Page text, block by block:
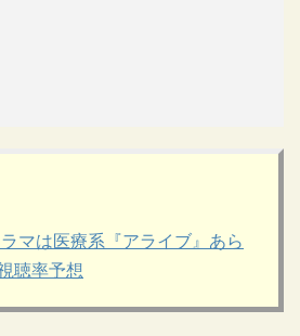
マは医療系『アライブ』あら
聴率予想